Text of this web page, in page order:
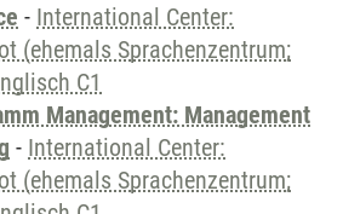
- International Center:
(ehemals Sprachenzentrum;
C1
Management: Management
- International Center:
(ehemals Sprachenzentrum;